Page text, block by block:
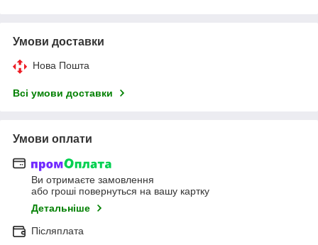
Умови доставки
Нова Пошта
Всі умови доставки
Умови оплати
Ви отримаєте замовлення
або гроші повернуться на вашу картку
Детальніше
Післяплата